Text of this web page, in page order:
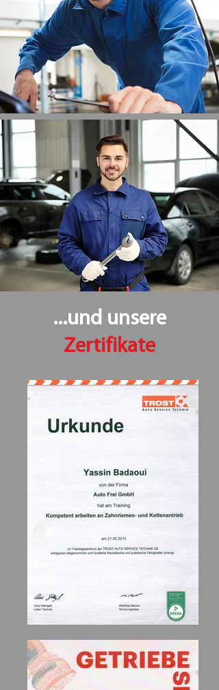
...und unsere
Zertifikate